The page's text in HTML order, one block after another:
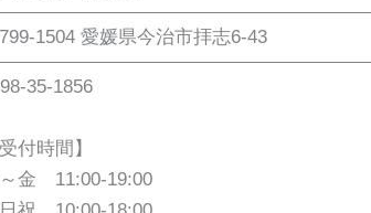
1504 愛媛県今治市拝志6-43
35-1856
受付時間】
金 11:00-19:00